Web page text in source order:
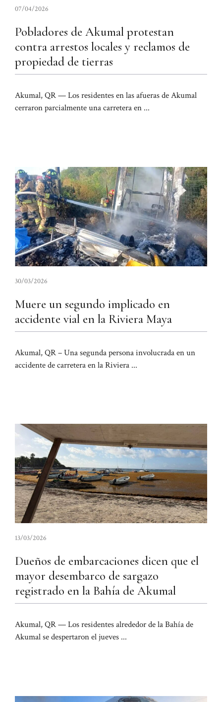
07/04/2026
Pobladores de Akumal protestan
contra arrestos locales y reclamos de
propiedad de tierras
Akumal, QR — Los residentes en las afueras de Akumal
cerraron parcialmente una carretera en ...
30/03/2026
Muere un segundo implicado en
accidente vial en la Riviera Maya
Akumal, QR – Una segunda persona involucrada en un
accidente de carretera en la Riviera ...
13/03/2026
Dueños de embarcaciones dicen que el
mayor desembarco de sargazo
registrado en la Bahía de Akumal
Akumal, QR — Los residentes alrededor de la Bahía de
Akumal se despertaron el jueves ...